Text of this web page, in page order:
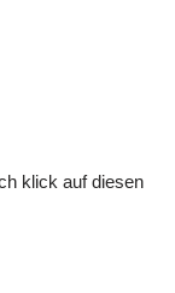
klick auf diesen